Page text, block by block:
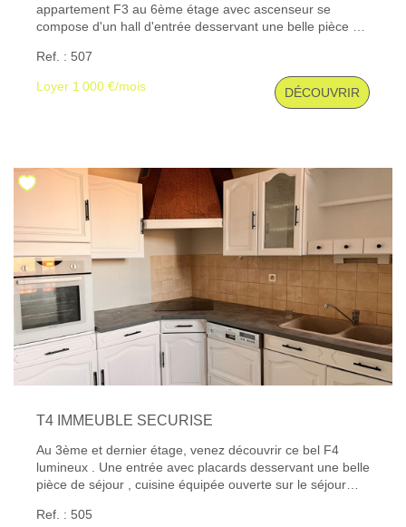
appartement F3 au 6ème étage avec ascenseur se
compose d'un hall d'entrée desservant une belle pièce de
deux chambres - possibilité de faire une troisième
chambre - et une salle d'eau avec wc séparé. Cave et
Garage double. Très fonctionnel avec buanderie et
rangement. Chauffage et eau chaude collectif. Double
georisques. gouv. fr
Ref. : 507
Loyer 1 000 €/mois DÉCOUVRIR
T4 IMMEUBLE SECURISE
Au 3ème et dernier étage, venez découvrir ce bel F4
lumineux . Une entrée avec placards desservant une belle
pièce de séjour , cuisine équipée ouverte sur le séjour
Il est composé de trois belles chambres. Les informations
Ref. : 505